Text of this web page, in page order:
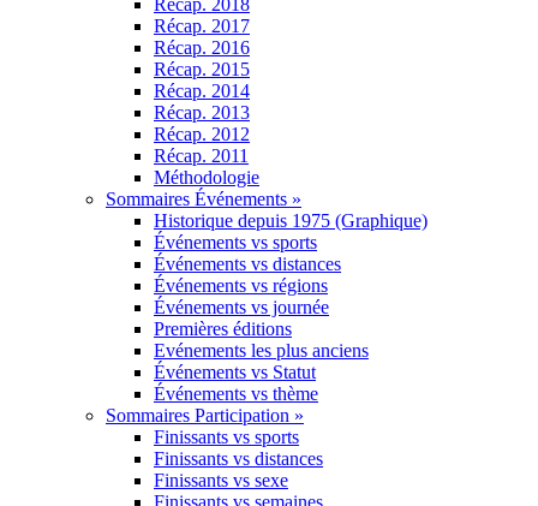
Récap. 2018
Récap. 2017
Récap. 2016
Récap. 2015
Récap. 2014
Récap. 2013
Récap. 2012
Récap. 2011
Méthodologie
Sommaires Événements »
Historique depuis 1975 (Graphique)
Événements vs sports
Événements vs distances
Événements vs régions
Événements vs journée
Premières éditions
Evénements les plus anciens
Événements vs Statut
Événements vs thème
Sommaires Participation »
Finissants vs sports
Finissants vs distances
Finissants vs sexe
Finissants vs semaines